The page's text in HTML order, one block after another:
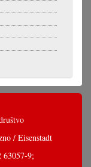
/ Eisenstadt
63057-9;